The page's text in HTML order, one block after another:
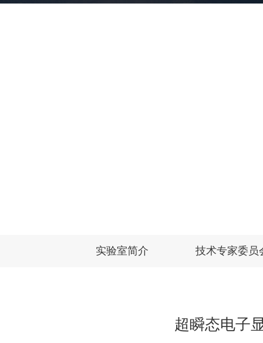
实验室简介 技术专家委员
超瞬态电子